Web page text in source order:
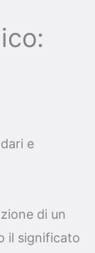
e
di un
il significato